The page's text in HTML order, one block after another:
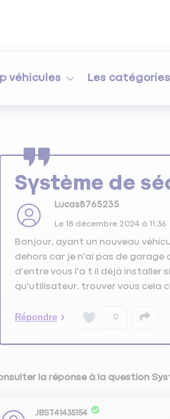
véhicules Les catégories
Système de
Lucas8765235
Le 18 décembre 2024à 11:36
Bonjour, ayant un nouveau
dehors car je n'ai pas de garage
d'entre vous l'a t il déjà installer
qu'utilisateur, trouver vous cela
Répondre 0
la réponse à la question
JBST41435154